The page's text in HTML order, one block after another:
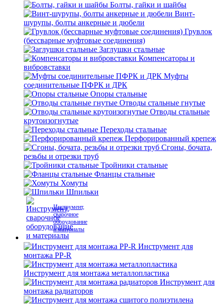
Болты, гайки и шайбы
Винт-
шурупы, болты анкерные и дюбели
Грувлок
(бессварные муфтовые соединения)
Заглушки стальные
Компенсаторы и
вибровставки
Муфты
соединительные ПФРК и ДРК
Опоры стальные
Отводы стальные гнутые
Отводы стальные
крутоизогнутые
Переходы стальные
Перфорированный крепеж
Сгоны, бочата,
резьбы и отрезки труб
Тройники стальные
Фланцы стальные
Хомуты
Шпильки
Инструмент,
сварочное
оборудование
и материалы
Инструмент для
монтажа PP-R
Инструмент для монтажа металлопластика
Инструмент для
монтажа радиаторов